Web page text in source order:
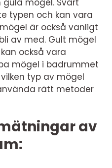
mögel. Svart
typen och kan vara
är också vanligt
av med. Gult mögel
också vara
mögel i badrummet
typ av mögel
rätt metoder
av